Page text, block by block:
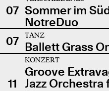
07 Sommer im
NotreDuo
07
TANZ
Ballett Grass
11
KONZERT
Groove
Jazz Orchestra